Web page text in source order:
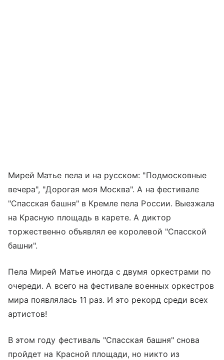
Мирей Матье пела и на русском: "Подмосковные
вечера", "Дорогая моя Москва". А на фестивале
"Спасская башня" в Кремле пела России. Выезжала
на Красную площадь в карете. А диктор
торжественно объявлял ее королевой "Спасской
башни".
Пела Мирей Матье иногда с двумя оркестрами по
очереди. А всего на фестивале военных оркестров
мира появлялась 11 раз. И это рекорд среди всех
артистов!
В этом году фестиваль "Спасская башня" снова
пройдет на Красной площади, но никто из